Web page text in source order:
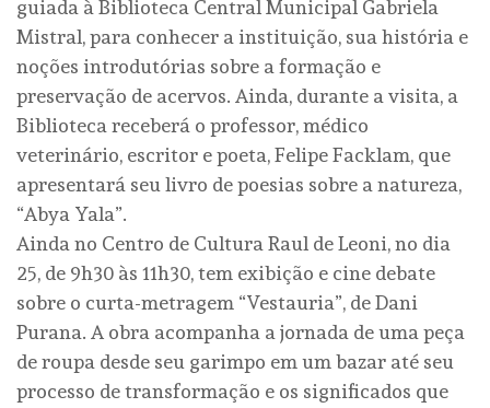
guiada à Biblioteca Central Municipal Gabriela
Mistral, para conhecer a instituição, sua história e
noções introdutórias sobre a formação e
preservação de acervos. Ainda, durante a visita, a
Biblioteca receberá o professor, médico
veterinário, escritor e poeta, Felipe Facklam, que
apresentará seu livro de poesias sobre a natureza,
“Abya Yala”.
Ainda no Centro de Cultura Raul de Leoni, no dia
25, de 9h30 às 11h30, tem exibição e cine debate
sobre o curta-metragem “Vestauria”, de Dani
Purana. A obra acompanha a jornada de uma peça
de roupa desde seu garimpo em um bazar até seu
processo de transformação e os significados que